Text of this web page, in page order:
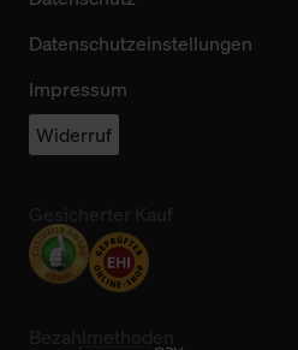
Datenschutzeinstellungen
Impressum
Widerruf